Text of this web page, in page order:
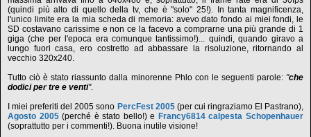
(quindi più alto di quello della tv, che è "solo" 25!). In tanta magnificenza,
l'unico limite era la mia scheda di memoria: avevo dato fondo ai miei fondi, le
SD costavano carissime e non ce la facevo a comprarne una più grande di 1
giga (che per l'epoca era comunque tantissimo!)... quindi, quando giravo a
lungo fuori casa, ero costretto ad abbassare la risoluzione, ritornando al
vecchio 320x240.
Tutto ciò è stato riassunto dalla minorenne Phlo con le seguenti parole: "che
dodici per tre e venti".
I miei preferiti del 2005 sono PercFest 2005(per cui ringraziamo El Pastrano),
Agosto 2005(perché è stato bello!) e Francy6814 calpesta Schopenhauer
(soprattutto per i commenti!). Buona inutile visione!